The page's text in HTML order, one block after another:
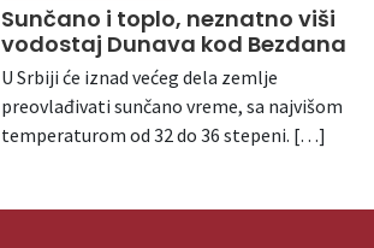
Sunčano i toplo, neznatno viši
vodostaj Dunava kod Bezdana
U Srbiji će iznad većeg dela zemlje
preovlađivati sunčano vreme, sa najvišom
temperaturom od 32 do 36 stepeni. […]